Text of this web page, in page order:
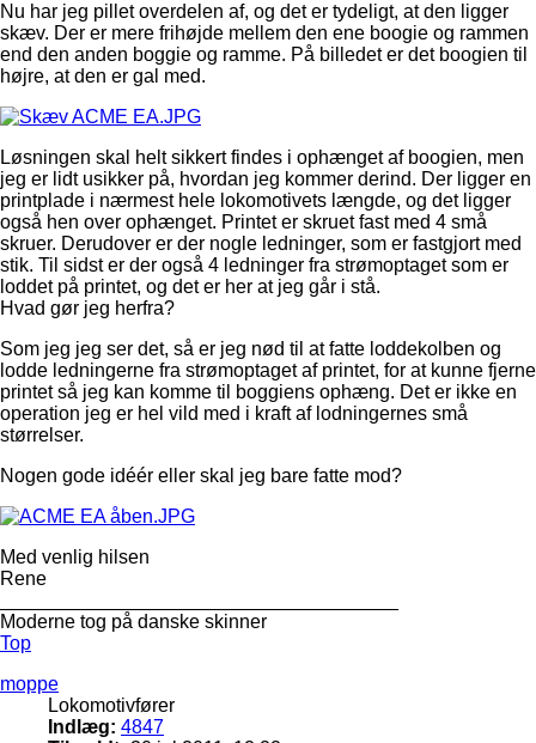
Nu har jeg pillet overdelen af, og det er tydeligt, at den ligger
skæv. Der er mere frihøjde mellem den ene boogie og rammen
end den anden boggie og ramme. På billedet er det boogien til
højre, at den er gal med.
Løsningen skal helt sikkert findes i ophænget af boogien, men
jeg er lidt usikker på, hvordan jeg kommer derind. Der ligger en
printplade i nærmest hele lokomotivets længde, og det ligger
også hen over ophænget. Printet er skruet fast med 4 små
skruer. Derudover er der nogle ledninger, som er fastgjort med
stik. Til sidst er der også 4 ledninger fra strømoptaget som er
loddet på printet, og det er her at jeg går i stå.
Hvad gør jeg herfra?
Som jeg jeg ser det, så er jeg nød til at fatte loddekolben og
lodde ledningerne fra strømoptaget af printet, for at kunne fjerne
printet så jeg kan komme til boggiens ophæng. Det er ikke en
operation jeg er hel vild med i kraft af lodningernes små
størrelser.
Nogen gode idéér eller skal jeg bare fatte mod?
Med venlig hilsen
Rene
Moderne tog på danske skinner
Top
moppe
Lokomotivfører
Indlæg: 4847